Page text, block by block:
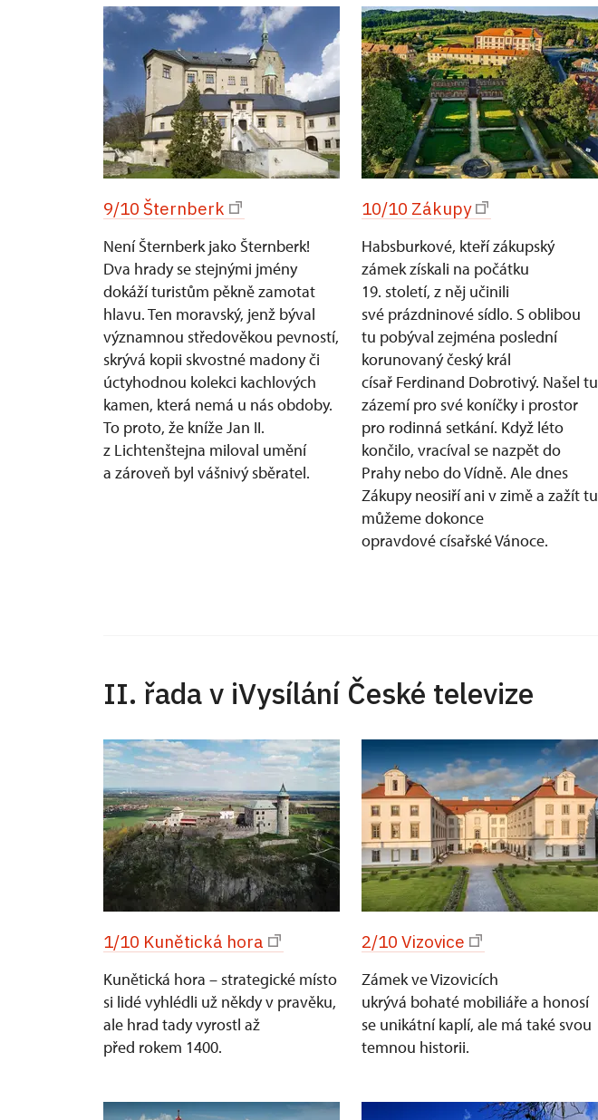
9/10 Šternberk
Není Šternberk jako Šternberk!
Dva hrady se stejnými jmény
dokáží turistům pěkně zamotat
hlavu. Ten moravský, jenž býval
významnou středověkou pevností,
skrývá kopii skvostné madony či
úctyhodnou kolekci kachlových
kamen, která nemá u nás obdoby.
To proto, že kníže Jan II.
z Lichtenštejna miloval umění
a zároveň byl vášnivý sběratel.
10/10 Zákupy
Habsburkové, kteří zákupský
zámek získali na počátku
19. století, z něj učinili
své prázdninové sídlo. S oblibou
tu pobýval zejména poslední
korunovaný český král
císař Ferdinand Dobrotivý. Našel tu
zázemí pro své koníčky i prostor
pro rodinná setkání. Když léto
končilo, vracíval se nazpět do
Prahy nebo do Vídně. Ale dnes
Zákupy neosiří ani v zimě a zažít tu
můžeme dokonce
opravdové císařské Vánoce.
II. řada v iVysílání České televize
1/10 Kunětická hora
Kunětická hora – strategické místo
si lidé vyhlédli už někdy v pravěku,
ale hrad tady vyrostl až
před rokem 1400.
2/10 Vizovice
Zámek ve Vizovicích
ukrývá bohaté mobiliáře a honosí
se unikátní kaplí, ale má také svou
temnou historii.